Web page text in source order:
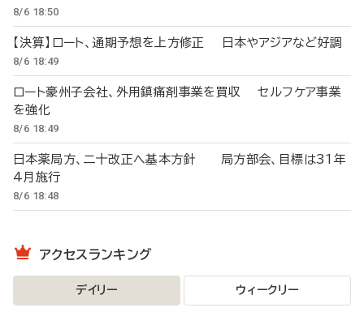
8/6 18:50
【決算】ロート、通期予想を上方修正 日本やアジアなど好調
8/6 18:49
ロート豪州子会社、外用鎮痛剤事業を買収 セルフケア事業
を強化
8/6 18:49
日本薬局方、二十改正へ基本方針 局方部会、目標は31年
4月施行
8/6 18:48
アクセスランキング
デイリー ウィークリー